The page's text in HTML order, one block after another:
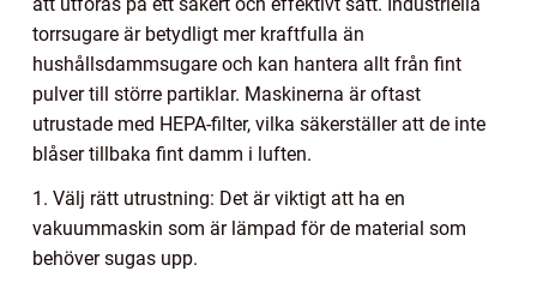
torrsugare är betydligt mer kraftfulla än
hushållsdammsugare och kan hantera allt från fint
pulver till större partiklar. Maskinerna är oftast
utrustade med HEPA-filter, vilka säkerställer att de inte
blåser tillbaka fint damm i luften.
1. Välj rätt utrustning: Det är viktigt att ha en
vakuummaskin som är lämpad för de material som
behöver sugas upp.